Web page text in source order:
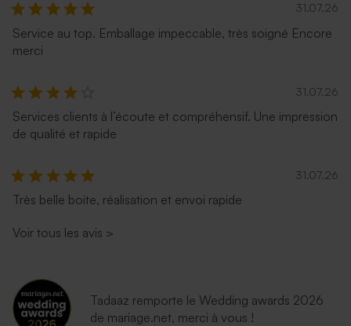
terracotta
31.07.26
Service au top. Emballage impeccable, très soigné Encore
merci
31.07.26
Services clients à l’écoute et compréhensif. Une impression
de qualité et rapide
31.07.26
Très belle boite, réalisation et envoi rapide
Voir tous les avis >
Tadaaz remporte le Wedding awards 2026
de mariage.net, merci à vous !